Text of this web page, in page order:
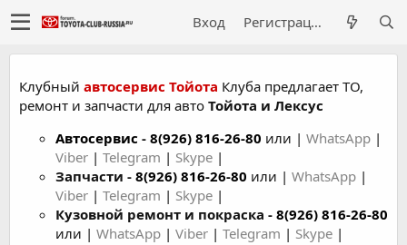
Вход Регистрация
Клубный автосервис Тойота Клуба предлагает ТО,
ремонт и запчасти для авто Тойота и Лексус
Автосервис - 8(926) 816-26-80 или | WhatsApp |
Viber | Telegram | Skype |
Запчасти - 8(926) 816-26-80 или | WhatsApp |
Viber | Telegram | Skype |
Кузовной ремонт и покраска - 8(926) 816-26-80
или | WhatsApp | Viber | Telegram | Skype |